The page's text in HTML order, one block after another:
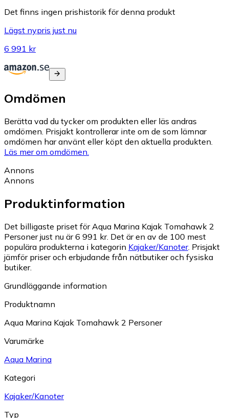
Det finns ingen prishistorik för denna produkt
Lägst nypris just nu
6 991 kr
Omdömen
Berätta vad du tycker om produkten eller läs andras
omdömen. Prisjakt kontrollerar inte om de som lämnar
omdömen har använt eller köpt den aktuella produkten.
Läs mer om omdömen.
Annons
Annons
Produktinformation
Det billigaste priset för Aqua Marina Kajak Tomahawk 2
Personer just nu är 6 991 kr. Det är en av de 100 mest
populära produkterna i kategorin Kajaker/Kanoter. Prisjakt
jämför priser och erbjudande från nätbutiker och fysiska
butiker.
Grundläggande information
Produktnamn
Aqua Marina Kajak Tomahawk 2 Personer
Varumärke
Aqua Marina
Kategori
Kajaker/Kanoter
Typ